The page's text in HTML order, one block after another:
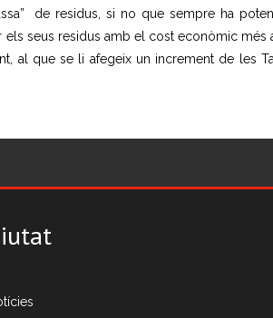
de residus, si no que sempre ha
seus residus amb el cost econòmic més
al que se li afegeix un increment de les